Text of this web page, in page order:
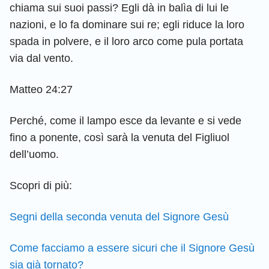
chiama sui suoi passi? Egli dà in balìa di lui le
nazioni, e lo fa dominare sui re; egli riduce la loro
spada in polvere, e il loro arco come pula portata
via dal vento.
Matteo 24:27
Perché, come il lampo esce da levante e si vede
fino a ponente, così sarà la venuta del Figliuol
dell’uomo.
Scopri di più:
Segni della seconda venuta del Signore Gesù
Come facciamo a essere sicuri che il Signore Gesù
sia già tornato?